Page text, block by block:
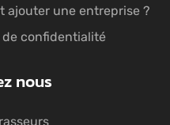
ajouter une entreprise ?
de confidentialité
nous